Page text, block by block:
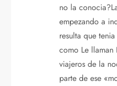
no la
empezando a
resulta que
como Le
viajeros de la
parte de ese